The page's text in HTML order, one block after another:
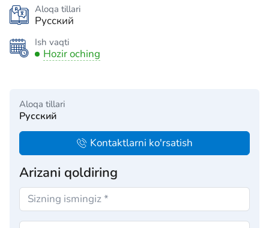
Aloqa tillari
Русский
Ish vaqti
Hozir oching
Aloqa tillari
Русский
Kontaktlarni ko'rsatish
Arizani qoldiring